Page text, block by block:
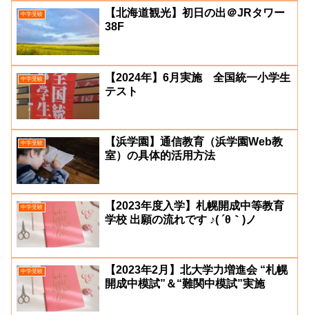
中学受験
【北海道観光】初日の出＠JRタワー
38F
中学受験
【2024年】6月実施 全国統一小学生
テスト
中学受験
【浜学園】通信教育（浜学園Web教
室）の具体的活用方法
中学受験
【2023年度入学】札幌開成中等教育
学校 出願の流れです ♪( ´θ｀)ノ
中学受験
【2023年2月】北大学力増進会 “札幌
開成中模試”＆“難関中模試”実施